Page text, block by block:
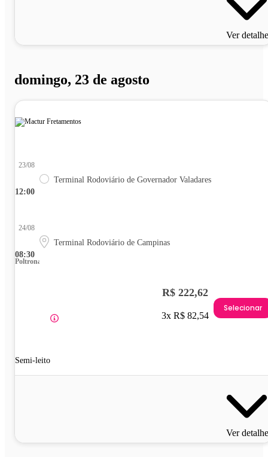
Ver
domingo, 23 de agosto
12:00
23/08
Terminal Rodoviário de Governador Valadares
08:30
24/08
Terminal Rodoviário de Campinas
Poltrona
Semi-leito
R$ 222,62
3x R$ 82,54
Selecionar
Ver